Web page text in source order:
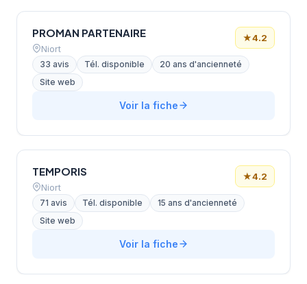
PROMAN PARTENAIRE
Niort
★4.2
33 avis Tél. disponible
20 ans d'ancienneté
Site web
Voir la fiche
TEMPORIS
Niort
★4.2
71 avis Tél. disponible
15 ans d'ancienneté
Site web
Voir la fiche